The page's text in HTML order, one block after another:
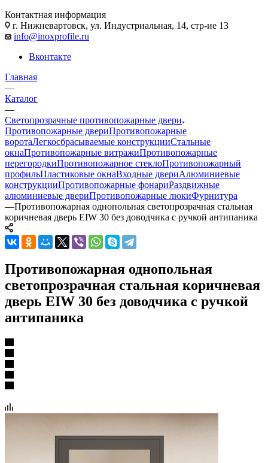
Контактная информация
г. Нижневартовск, ул. Индустриальная, 14, стр-ие 13
info@inoxprofile.ru
Вконтакте
Главная
—
Каталог
—
Светопрозрачные противопожарные двери
Противопожарные двериПротивопожарные
воротаЛегкосбрасываемые конструкцииСтальные
окнаПротивопожарные витражиПротивопожарные
перегородкиПротивопожарное стеклоПротивопожарный
профильПластиковые окнаВходные двериАлюминиевые
конструкцииПротивопожарные фонариРаздвижные
алюминиевые двериПротивопожарные люкиФурнитура
—Противопожарная однопольная светопрозрачная стальная
коричневая дверь EIW 30 без доводчика с ручкой антипаника
Противопожарная однопольная
светопрозрачная стальная коричневая
дверь EIW 30 без доводчика с ручкой
антипаника